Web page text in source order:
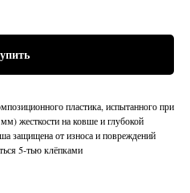
пластика, испытанного при
жесткости на ковше и глубокой
защищена от износа и повреждений
5-тью клёпками